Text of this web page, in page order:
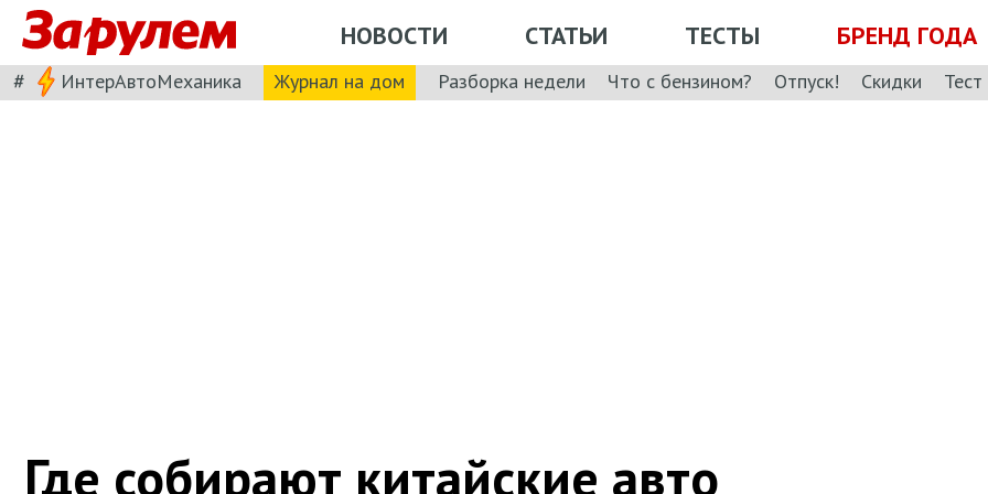
НОВОСТИ СТАТЬИ ТЕСТЫ БРЕНД ГОДА
# ИнтерАвтоМеханика Журнал на дом Разборка недели Что с бензином? Отпуск! Скидки
Где собирают китайские авто